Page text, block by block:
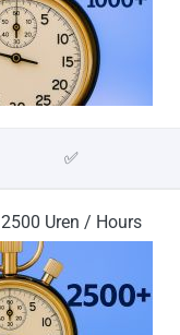
✅
2500 Uren / Hours